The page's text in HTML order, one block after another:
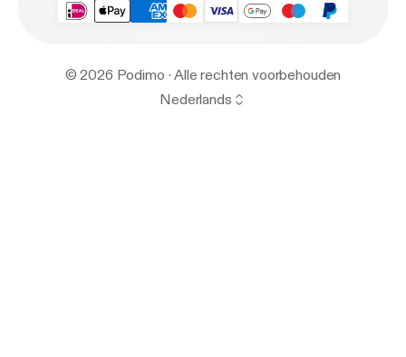
© 2026 Podimo · Alle rechten voorbehouden
Nederlands